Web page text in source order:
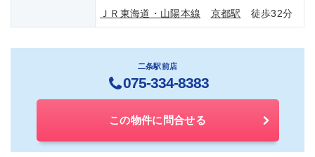
ＪＲ東海道・山陽本線
京都駅 徒歩32分
二条駅前店
075-334-8383
この物件に問合せる